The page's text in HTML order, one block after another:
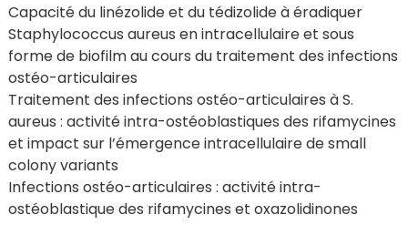
Capacité du linézolide et du tédizolide à éradiquer
Staphylococcus aureus en intracellulaire et sous
forme de biofilm au cours du traitement des infections
ostéo-articulaires
Traitement des infections ostéo-articulaires à S.
aureus : activité intra-ostéoblastiques des rifamycines
et impact sur l’émergence intracellulaire de small
colony variants
Infections ostéo-articulaires : activité intra-
ostéoblastique des rifamycines et oxazolidinones